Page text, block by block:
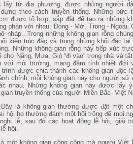
lấy từ địa phương, được những người
theo cách truyền thống. Những bức
được tổ hợp, sắp đặt để tạo ra những
phản với nhau: Đóng - Mở, Trong - Ngoài,
nháp...Trong những không gian rỗng
kiến trúc đặc và trong những khối đặc lại
Những không gian rỗng này tiếp xúc
cho Nắng, Mưa, Gió “đi vào” trong nhà và
với môi trường, mang đậm tính nhiệt đới
được chia thành các không gian độc
chính; mỗi không gian này cho người sử
nhau. Những không gian này được lấy
truyền thống của người Miền Bắc- Việt
là không gian thường được đặt một
hội họ thường đánh một hồi trống để mọi
lễ, sau đó các hoạt động lễ hội, giải
hội.
một không gian công cộng mà người Việt